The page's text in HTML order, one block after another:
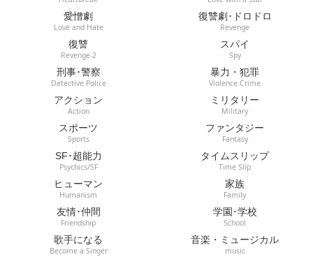
愛憎劇
Love and Hate
復讐劇･ドロドロ
Revenge
復讐
Revenge-2
スパイ
Spy
刑事･警察
Detective Police
暴力・犯罪
Violence Crime
アクション
Action
ミリタリー
Military
スポーツ
Sports
ファンタジー
Fantasy
SF･超能力
Psychics/SF
タイムスリップ
Time Slip
ヒューマン
Humanism
家族
Family
友情･仲間
Friendship
学園･学校
School
歌手になる
Become a Singer
音楽・ミュージカル
music